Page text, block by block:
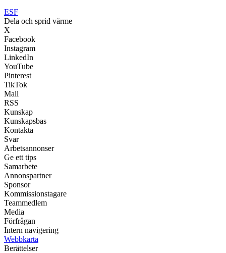
ESF
Dela och sprid värme
X
Facebook
Instagram
LinkedIn
YouTube
Pinterest
TikTok
Mail
RSS
Kunskap
Kunskapsbas
Kontakta
Svar
Arbetsannonser
Ge ett tips
Samarbete
Annonspartner
Sponsor
Kommissionstagare
Teammedlem
Media
Förfrågan
Intern navigering
Webbkarta
Berättelser